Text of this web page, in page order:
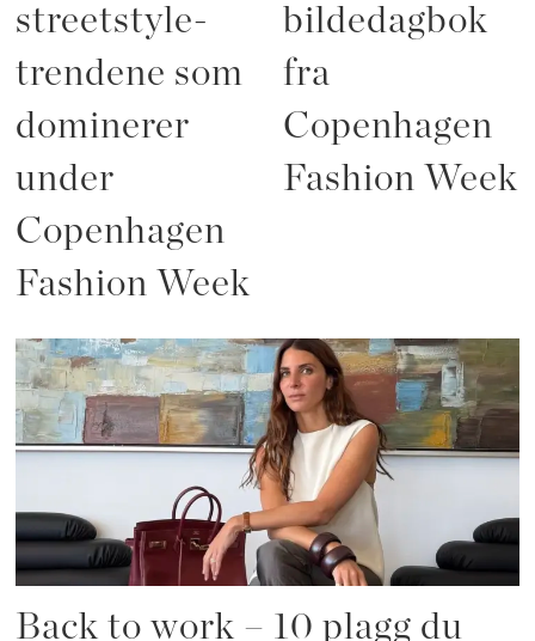
streetstyle-
trendene som
dominerer
under
Copenhagen
Fashion Week
bildedagbok
fra
Copenhagen
Fashion Week
Back to work – 10 plagg du